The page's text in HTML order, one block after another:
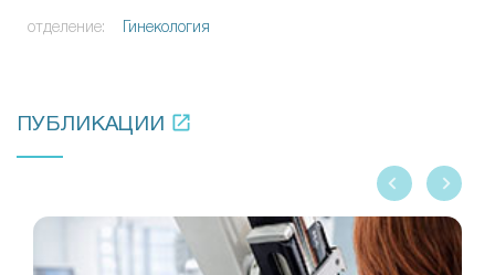
отделение: Гинекология
ПУБЛИКАЦИИ